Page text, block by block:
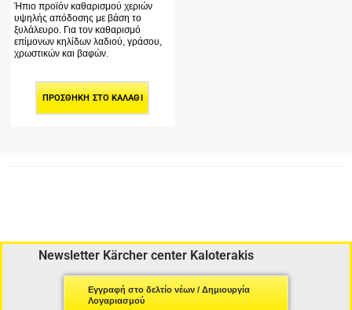
Ήπιο προϊόν καθαρισμού χεριών
υψηλής απόδοσης με βάση το
ξυλάλευρο. Για τον καθαρισμό
επίμονων κηλίδων λαδιού, γράσου,
χρωστικών και βαφών.
ΠΡΟΣΘΉΚΗ ΣΤΟ ΚΑΛΆΘΙ
Newsletter Kärcher center Kaloterakis
Εγγραφή στο δελτίο νέων / Δημιουργία
Λογαριασμού